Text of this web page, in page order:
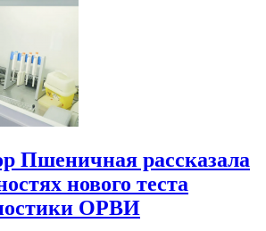
Пшеничная рассказала
нового теста
ОРВИ